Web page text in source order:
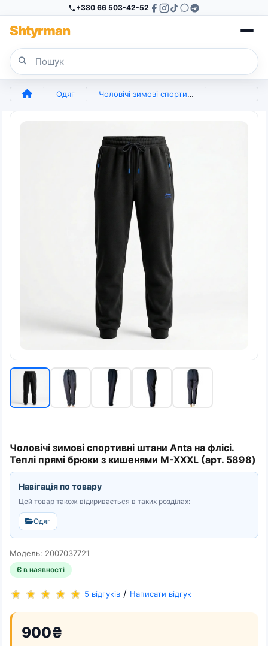
+380 66 503-42-52
Shtyrman
Одяг Чоловічі зимові спортивні штани Anta на флісі. Теплі прямі брюки з кишенями M-XXXL (арт. 5898)
Чоловічі зимові спортивні штани Anta на флісі.
Теплі прямі брюки з кишенями M-XXXL (арт. 5898)
Навігація по товару
Цей товар також відкривається в таких розділах:
Одяг
Модель: 2007037721
Є в наявності
5 відгуків / Написати відгук
900₴